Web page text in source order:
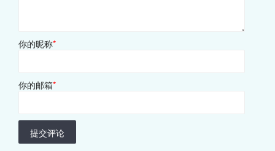
你的昵称*
你的邮箱*
提交评论